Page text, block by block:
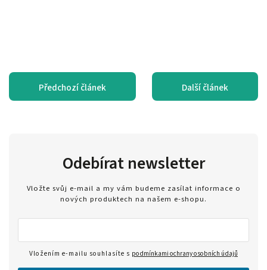
Předchozí článek Další článek
Odebírat newsletter
Vložte svůj e-mail a my vám budeme zasílat informace o
nových produktech na našem e-shopu.
Vložením e-mailu souhlasíte s podmínkami ochrany osobních údajů